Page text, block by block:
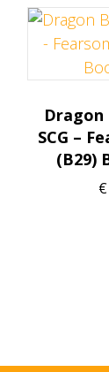
SCG –
(B29)
€